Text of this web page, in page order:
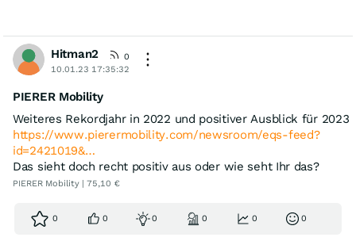
Hitman2
0
10.01.23 17:35:32
PIERER Mobility
Weiteres Rekordjahr in 2022 und positiver Ausblick für 2023
https://www.pierermobility.com/newsroom/eqs-feed?
id=2421019&…
Das sieht doch recht positiv aus oder wie seht Ihr das?
PIERER Mobility | 75,10 €
0 0 0 0 0 0